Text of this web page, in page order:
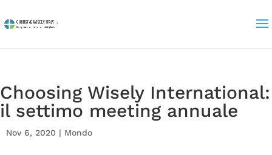
Choosing Wisely International:
il settimo meeting annuale
Nov 6, 2020 | Mondo